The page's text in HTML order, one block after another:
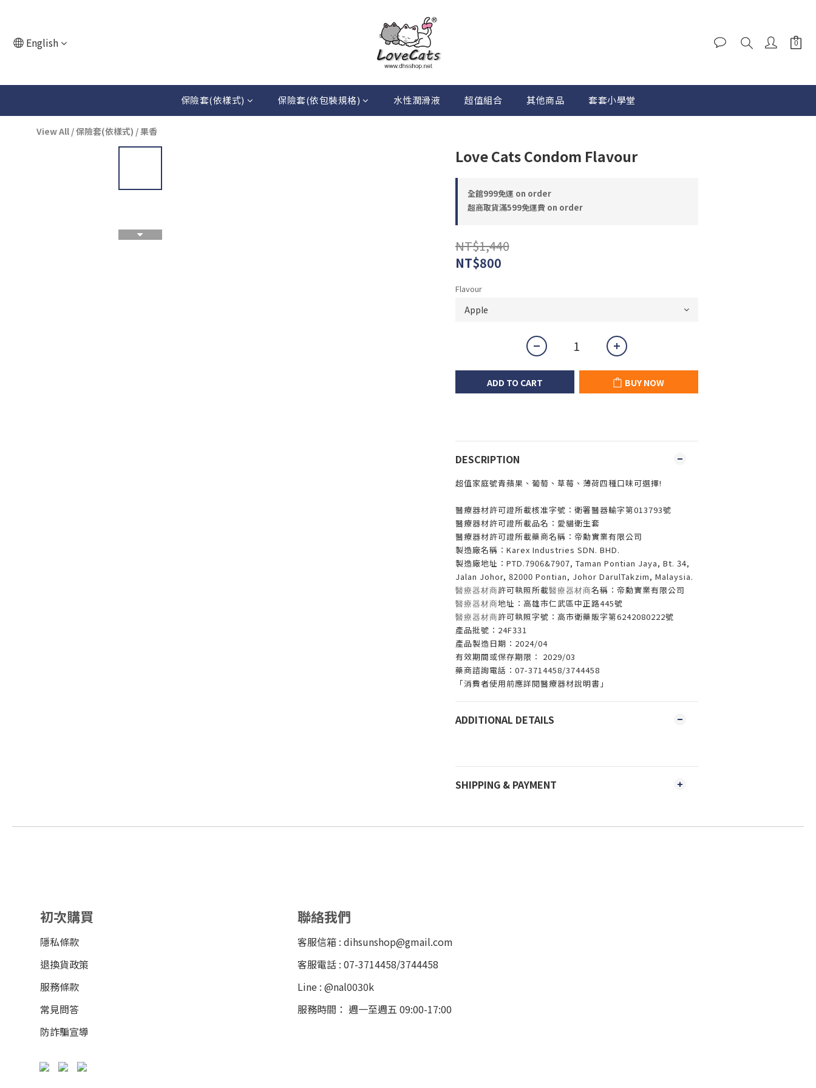
English
保險套(依樣式) 保險套(依包裝規格) 水性潤滑液 超值組合 其他商品 套套小學堂
View All /保險套(依樣式) /果香
Love Cats Condom Flavour
全館999免運 on order
超商取貨滿599免運費 on order
NT$1,440
NT$800
Flavour
ADD TO CART BUY NOW
DESCRIPTION
超值家庭號青蘋果、葡萄、草莓、薄荷四種口味可選擇!
醫療器材許可證所載核准字號：衛署醫器輸字第013793號
醫療器材許可證所載品名：愛貓衛生套
醫療器材許可證所載藥商名稱：帝勳實業有限公司
製造廠名稱：Karex Industries SDN. BHD.
製造廠地址：PTD.7906&7907, Taman Pontian Jaya, Bt. 34,
Jalan Johor, 82000 Pontian, Johor DarulTakzim, Malaysia.
醫療器材商許可執照所載醫療器材商名稱：帝勳實業有限公司
醫療器材商地址：高雄市仁武區中正路445號
醫療器材商許可執照字號：高市衛藥販字第6242080222號
產品批號：24F331
產品製造日期：2024/04
有效期間或保存期限： 2029/03
藥商諮詢電話：07-3714458/3744458
「消費者使用前應詳閱醫療器材說明書」
ADDITIONAL DETAILS
SHIPPING & PAYMENT
初次購買
隱私條款
退換貨政策
服務條款
常見問答
防詐騙宣導
聯絡我們
客服信箱 : dihsunshop@gmail.com
客服電話 : 07-3714458/3744458
Line : @nal0030k
服務時間： 週一至週五 09:00-17:00